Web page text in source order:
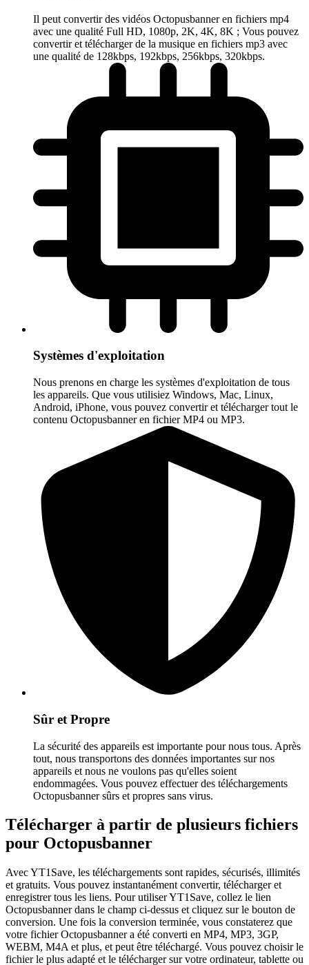
Il peut convertir des vidéos Octopusbanner en fichiers mp4
avec une qualité Full HD, 1080p, 2K, 4K, 8K ; Vous pouvez
convertir et télécharger de la musique en fichiers mp3 avec
une qualité de 128kbps, 192kbps, 256kbps, 320kbps.
Systèmes d'exploitation
Nous prenons en charge les systèmes d'exploitation de tous
les appareils. Que vous utilisiez Windows, Mac, Linux,
Android, iPhone, vous pouvez convertir et télécharger tout le
contenu Octopusbanner en fichier MP4 ou MP3.
Sûr et Propre
La sécurité des appareils est importante pour nous tous. Après
tout, nous transportons des données importantes sur nos
appareils et nous ne voulons pas qu'elles soient
endommagées. Vous pouvez effectuer des téléchargements
Octopusbanner sûrs et propres sans virus.
Télécharger à partir de plusieurs fichiers
pour Octopusbanner
Avec YT1Save, les téléchargements sont rapides, sécurisés, illimités
et gratuits. Vous pouvez instantanément convertir, télécharger et
enregistrer tous les liens. Pour utiliser YT1Save, collez le lien
Octopusbanner dans le champ ci-dessus et cliquez sur le bouton de
conversion. Une fois la conversion terminée, vous constaterez que
votre fichier Octopusbanner a été converti en MP4, MP3, 3GP,
WEBM, M4A et plus, et peut être téléchargé. Vous pouvez choisir le
fichier le plus adapté et le télécharger sur votre ordinateur, tablette ou